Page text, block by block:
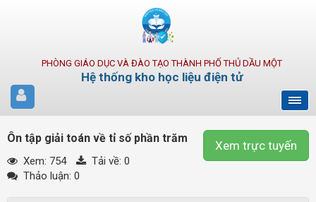
PHÒNG GIÁO DỤC VÀ ĐÀO TẠO THÀNH PHỐ THỦ DẦU MỘT
Hệ thống kho học liệu điện tử
Xem trực tuyến
Ôn tập giải toán về tỉ số phần trăm
Xem: 754 Tải về: 0
Thảo luận: 0